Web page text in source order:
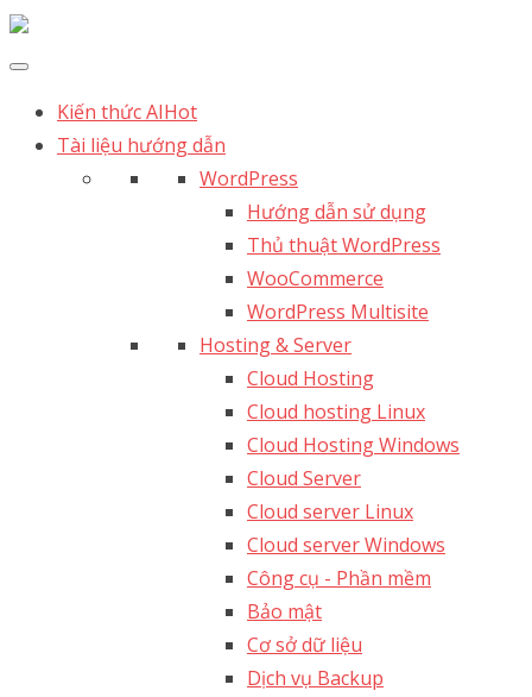
Kiến thức AIHot
Tài liệu hướng dẫn
WordPress
Hướng dẫn sử dụng
Thủ thuật WordPress
WooCommerce
WordPress Multisite
Hosting & Server
Cloud Hosting
Cloud hosting Linux
Cloud Hosting Windows
Cloud Server
Cloud server Linux
Cloud server Windows
Công cụ - Phần mềm
Bảo mật
Cơ sở dữ liệu
Dịch vụ Backup